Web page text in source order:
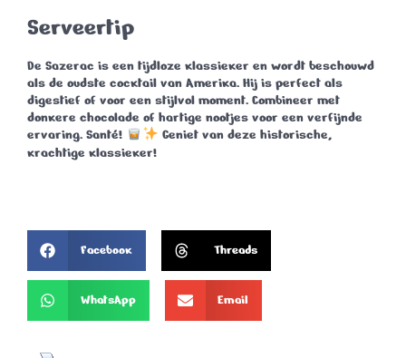
Serveertip
De Sazerac is een tijdloze klassieker en wordt beschouwd
als de oudste cocktail van Amerika. Hij is perfect als
digestief of voor een stijlvol moment. Combineer met
donkere chocolade of hartige nootjes voor een verfijnde
ervaring. Santé!
Geniet van deze historische,
krachtige klassieker!
Facebook Threads
WhatsApp Email